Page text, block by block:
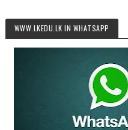
WWW.LKEDU.LK IN WHATSAPP